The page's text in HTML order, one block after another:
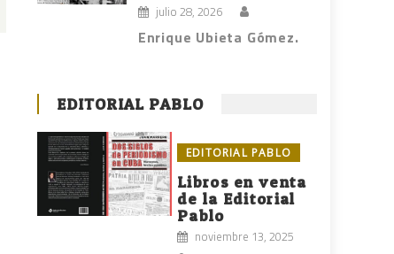
julio 28, 2026
Enrique Ubieta Gómez.
EDITORIAL PABLO
EDITORIAL PABLO
Libros en venta
de la Editorial
Pablo
noviembre 13, 2025